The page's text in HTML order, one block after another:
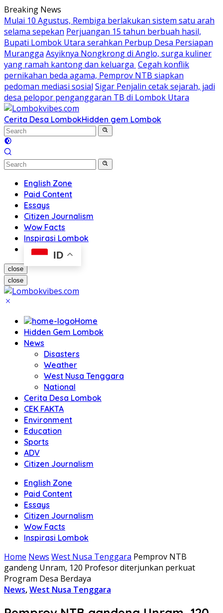
Skip
to
content
Breaking News
Mulai 10 Agustus, Rembiga berlakukan sistem satu arah
selama sepekan Perjuangan 15 tahun berbuah hasil,
Bupati Lombok Utara serahkan Perbup Desa Persiapan
Murangga Asyiknya Nongkrong di Anglo, surga kuliner
yang ramah kantong dan keluarga Cegah konflik
pernikahan beda agama, Pemprov NTB siapkan
pedoman mediasi sosial Sigar Penjalin cetak sejarah, jadi
desa pelopor penganggaran TB di Lombok Utara
Cerita Desa LombokHidden gem Lombok
English Zone
Paid Content
Essays
Citizen Journalism
Wow Facts
Inspirasi Lombok
ID
close
close
Home
Hidden Gem Lombok
News
Disasters
Weather
West Nusa Tenggara
National
Cerita Desa Lombok
CEK FAKTA
Environment
Education
Sports
ADV
Citizen Journalism
English Zone
Paid Content
Essays
Citizen Journalism
Wow Facts
Inspirasi Lombok
Home News West Nusa Tenggara Pemprov NTB
gandeng Unram, 120 Profesor diterjunkan perkuat
Program Desa Berdaya
News,West Nusa Tenggara